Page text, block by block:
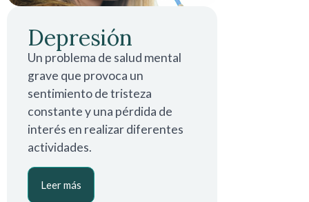
Depresión
Un problema de salud mental
grave que provoca un
sentimiento de tristeza
constante y una pérdida de
interés en realizar diferentes
actividades.
Leer más